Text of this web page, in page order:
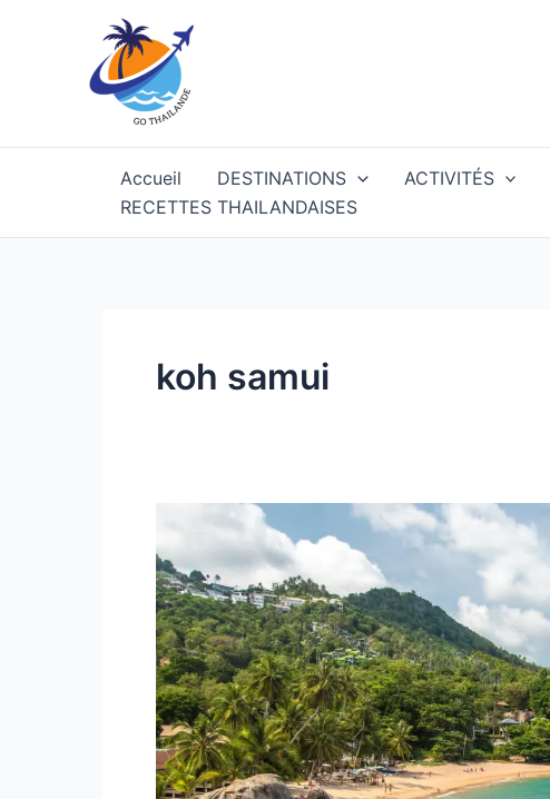
Accueil DESTINATIONS ACTIVITÉS
RECETTES THAILANDAISES
koh samui
samui